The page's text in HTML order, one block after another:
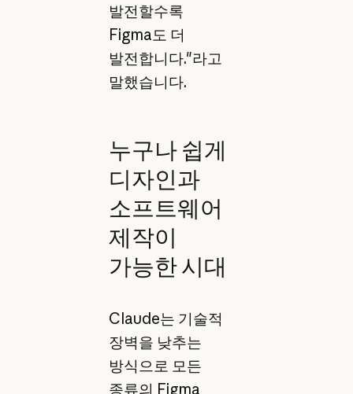
발전할수록
Figma도 더
발전합니다."라고
말했습니다.
누구나 쉽게
디자인과
소프트웨어
제작이
가능한 시대
Claude는 기술적
장벽을 낮추는
방식으로 모든
종류의 Figma